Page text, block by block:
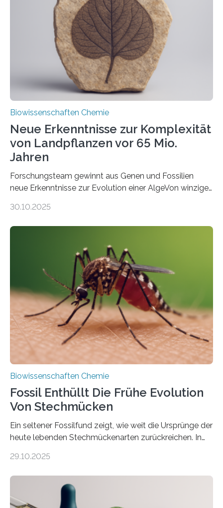
peroxisomalen Proteintransports in der Bäckerhefe
Saccharomyces cerevisiae entdeckt, der für die
Funktionsfähigkeit der Organellen entscheidend ist. Die
Studie wurde am 28. Oktober 2025 in der
Fachzeitschrift…
Biowissenschaften Chemie
Neue Erkenntnisse zur Komplexität
von Landpflanzen vor 65 Mio.
Jahren
Forschungsteam gewinnt aus Genen und Fossilien
neue Erkenntnisse zur Evolution einer AlgeVon winzigen
Landpflanzen zählen zu den komplexesten
Grünalgen, die vor Hunderten von Millionen Jahren
lebten. Unter den Vorfahren sticht eine Gruppe heraus,
die noch heute in der Natur vorkommt: die
Süßwasseralge Coleochaetophyceae. Einige Arten
dieser Gruppe bilden aus Zellfäden dichte Geflechte
mit scheibenförmiger Gestalt. Was auffällig ist: Die
nächsten…
30.10.2025
Biowissenschaften Chemie
Fossil Enthüllt Die Frühe Evolution
Von Stechmücken
Ein seltener Fossilfund zeigt, wie weit die Ursprünge der
heute lebenden Stechmückenarten zurückreichen. In
Forschende die bisher älteste bekannte Stechmücken-
Region Kachin in Myanmar und hat sich in
ausgezeichnetem Zustand erhalten. Es konnte als neue
29.10.2025